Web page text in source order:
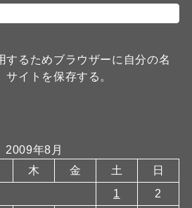
するためブラウザーに自分の名
イトを保存する。
2009年8月
木 金 土
日
1
2